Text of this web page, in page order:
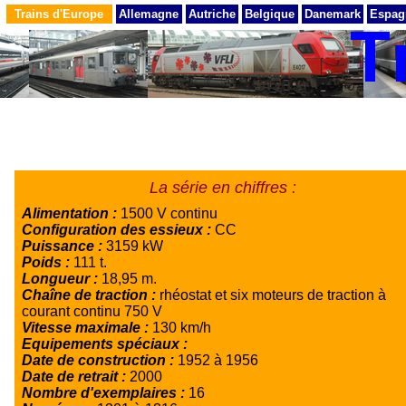
Trains d'Europe Allemagne Autriche Belgique Danemark
La série en chiffres :
Alimentation : 1500 V continu
Configuration des essieux : CC
Puissance : 3159 kW
Poids : 111 t.
Longueur : 18,95 m.
Chaîne de traction : rhéostat et six moteurs de traction à
courant continu 750 V
Vitesse maximale : 130 km/h
Equipements spéciaux :
Date de construction : 1952 à 1956
Date de retrait : 2000
Nombre d'exemplaires : 16